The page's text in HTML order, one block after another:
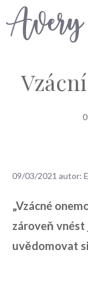
Přeskočit
na
09/03/2021 autor:
„Vzácné
zároveň vnést
uvědomovat